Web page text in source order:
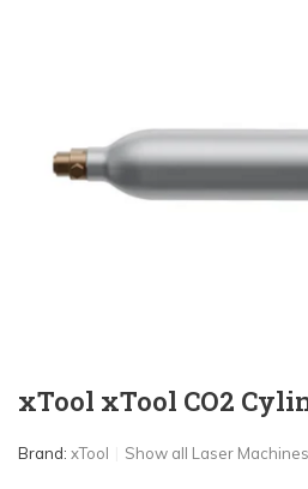
xTool xTool CO2
Brand: xTool Show all Laser Machines